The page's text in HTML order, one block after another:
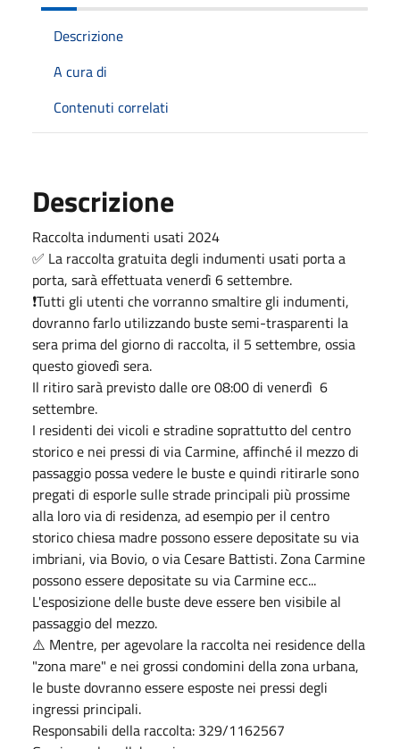
Descrizione
A cura di
Contenuti correlati
Descrizione
Raccolta indumenti usati 2024
✅ La raccolta gratuita degli indumenti usati porta a
porta, sarà effettuata venerdì 6 settembre.
❗Tutti gli utenti che vorranno smaltire gli indumenti,
dovranno farlo utilizzando buste semi-trasparenti la
sera prima del giorno di raccolta, il 5 settembre, ossia
questo giovedì sera.
Il ritiro sarà previsto dalle ore 08:00 di venerdì 6
settembre.
I residenti dei vicoli e stradine soprattutto del centro
storico e nei pressi di via Carmine, affinché il mezzo di
passaggio possa vedere le buste e quindi ritirarle sono
pregati di esporle sulle strade principali più prossime
alla loro via di residenza, ad esempio per il centro
storico chiesa madre possono essere depositate su via
imbriani, via Bovio, o via Cesare Battisti. Zona Carmine
possono essere depositate su via Carmine ecc...
L'esposizione delle buste deve essere ben visibile al
passaggio del mezzo.
⚠️ Mentre, per agevolare la raccolta nei residence della
"zona mare" e nei grossi condomini della zona urbana,
le buste dovranno essere esposte nei pressi degli
ingressi principali.
Responsabili della raccolta: 329/1162567